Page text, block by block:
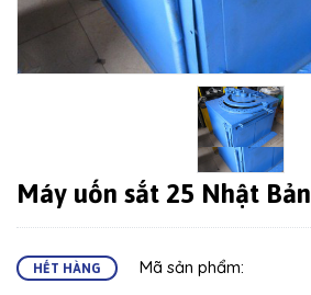
Máy uốn sắt 25 Nhật Bản
HẾT HÀNG Mã sản phẩm: